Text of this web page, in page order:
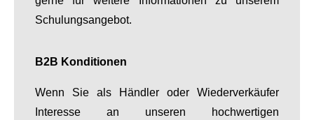
Schulungsangebot.
B2B Konditionen
Wenn Sie als Händler oder Wiederverkäufer
Interesse an unseren hochwertigen